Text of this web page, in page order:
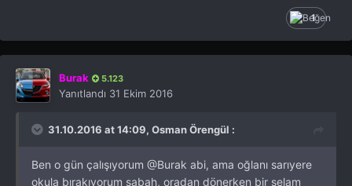
1
Burak 5.123
Yanıtlandı 31 Ekim 2016
31.10.2016 at 14:09, Osman Örengül :
Ben o gün çalışıyorum @Burak abi, ama oğlanı sarıyere
okula bırakıyorum sabah, oradan dönerken bir selam